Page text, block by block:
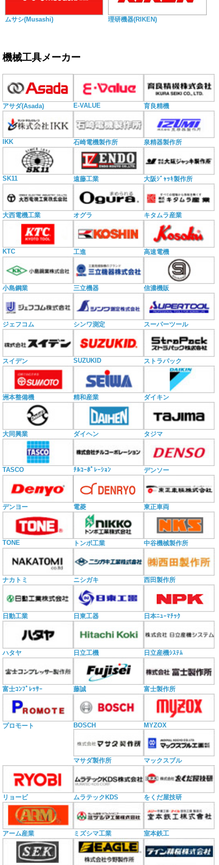
ムサシ(Musashi) 理研機器(RIKEN)
機械工具メーカー
アサダ(Asada) E-VALUE 育良精機
IKK 石崎電機製作所 泉精器製作所
SK11 遠藤工業 大阪ｼﾞｬｯｷ製作所
大西電機工業 オグラ キタムラ産業
KTC 工進 高速電機
小島鋼業 三立機器 信濃機販
ジェフコム シンワ測定 スーパーツール
スイデン SUZUKID ストラパック
洲本整備機 精和産業 ダイキン
大同興業 ダイヘン タジマ
TASCO ﾁﾙｺｰﾎﾟﾚｰｼｮﾝ デンソー
デンヨー 電菱 東正車両
TONE トンボ工業 中谷機械製作所
ナカトミ ニシガキ 西田製作所
日動工業 日東工器 日本ﾆｭｰﾏﾁｯｸ
ハタヤ 日立工機 日立産機ｼｽﾃﾑ
富士ｺﾝﾌﾟﾚｯｻｰ 藤誠 富士製作所
プロモート BOSCH MYZOX
マサダ製作所 マックスブル
リョービ ムラテックKDS をくだ屋技研
アーム産業 ミズシマ工業 室本鉄工